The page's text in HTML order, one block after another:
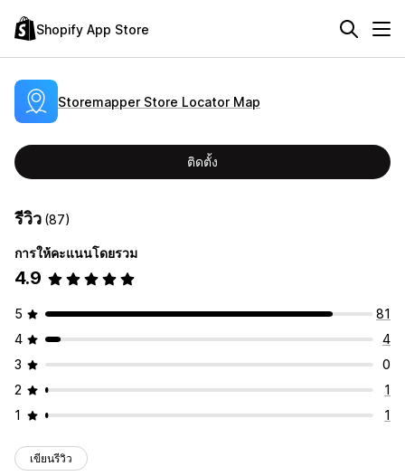
Shopify App Store
Storemapper Store Locator Map
ติดตั้ง
รีวิว (87)
การให้คะแนนโดยรวม
4.9
5
81
4
4
3
0
2
1
1
1
เขียนรีวิว